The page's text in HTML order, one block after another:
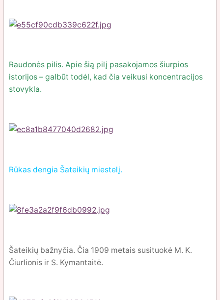
Raudonės pilis. Apie šią pilį pasakojamos šiurpios
istorijos – galbūt todėl, kad čia veikusi koncentracijos
stovykla.
Rūkas dengia Šateikių miestelį.
Šateikių bažnyčia. Čia 1909 metais susituokė M. K.
Čiurlionis ir S. Kymantaitė.